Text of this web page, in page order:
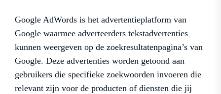
Google AdWords is het advertentieplatform van
Google waarmee adverteerders tekstadvertenties
kunnen weergeven op de zoekresultatenpagina’s van
Google. Deze advertenties worden getoond aan
gebruikers die specifieke zoekwoorden invoeren die
relevant zijn voor de producten of diensten die jij